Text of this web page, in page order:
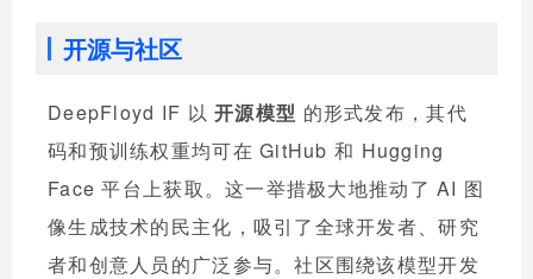
开源与社区
DeepFloyd IF 以开源模型 的形式发布，其代
码和预训练权重均可在 GitHub 和 Hugging
Face 平台上获取。这一举措极大地推动了 AI 图
像生成技术的民主化，吸引了全球开发者、研究
者和创意人员的广泛参与。社区围绕该模型开发